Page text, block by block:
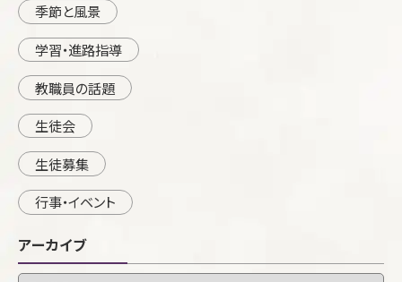
季節と風景
学習・進路指導
教職員の話題
生徒会
生徒募集
行事・イベント
アーカイブ